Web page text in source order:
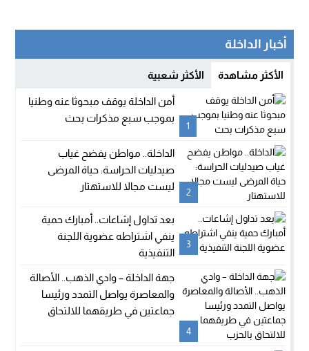
أخبار الداخلة
الأكثر مشاهدة الأكثر شعبية
1
أمن الداخلة يوقف مبحوثا عنه وطنيا
بموجب سبع مذكرات بحث
2
الداخلة.. مواطن يفضح غياب
صيدليات الحراسة: حياة المرضى
ليست مجالا للاستهتار
3
بعد تداول إشاعات.. أمبارك حمية
ينفي اشتراطه عضوية اللجنة
التنفيذية
4
جهة الداخلة – وادي الذهب.. الأصالة
والمعاصرة يواصل التمدد ورئيسا
جماعتين في طريقهما للالتحاق